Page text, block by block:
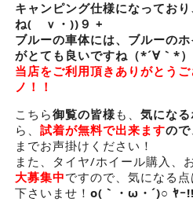
キャンピング仕様になってお
ね(ゝｖ・))９ +
ブルーの車体には、ブルーの
がとても良いですね（*´∀｀*）
当店をご利用頂きありがとう
ノ！！
こちら御覧の皆様も、 気にな
ら、 試着が無料で出来ますので
までお声掛けください！
また、タイヤ/ホイール購入、
大募集中ですので、気になる
下さいませ！ o(｀・ω・´)○ ﾔｰ!!